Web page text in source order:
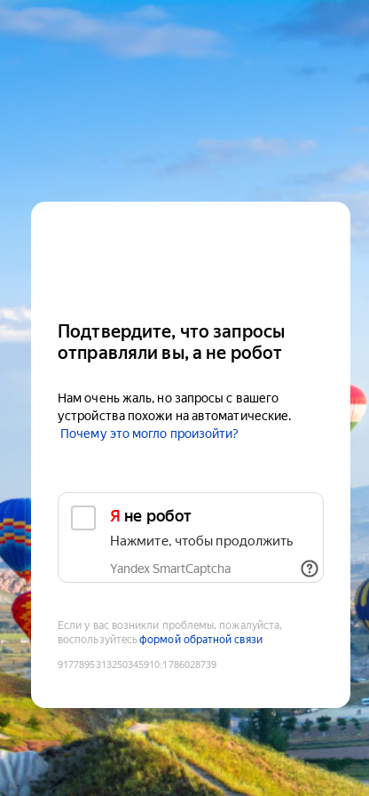
Подтвердите, что запросы
отправляли вы, а не робот
Нам очень жаль, но запросы с вашего
устройства похожи на автоматические.
Почему это могло произойти?
Я не робот
Нажмите, чтобы продолжить
Yandex SmartCaptcha
Если у вас возникли проблемы, пожалуйста,
воспользуйтесьформой обратной связи
9177895313250345910:1786028739